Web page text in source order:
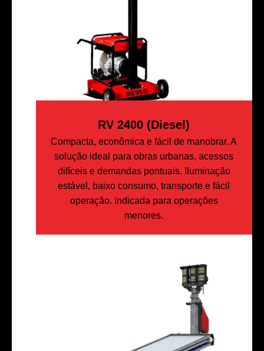
RV 2400 (Diesel)
Compacta, econômica e fácil de manobrar. A
solução ideal para obras urbanas, acessos
difíceis e demandas pontuais. Iluminação
estável, baixo consumo, transporte e fácil
operação. Indicada para operações
menores.